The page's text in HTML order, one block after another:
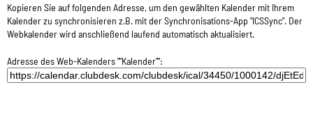
Kopieren Sie auf folgenden Adresse, um den gewählten Kalender mit Ihrem
Kalender zu synchronisieren z.B. mit der Synchronisations-App "ICSSync". Der
Webkalender wird anschließend laufend automatisch aktualisiert.
Adresse des Web-Kalenders ""Kalender"":